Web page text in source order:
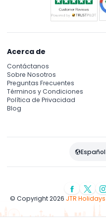
Acerca de
Contáctanos
Sobre Nosotros
Preguntas Frecuentes
Términos y Condiciones
Política de Privacidad
Blog
Español
© Copyright 2026 JTR Holidays